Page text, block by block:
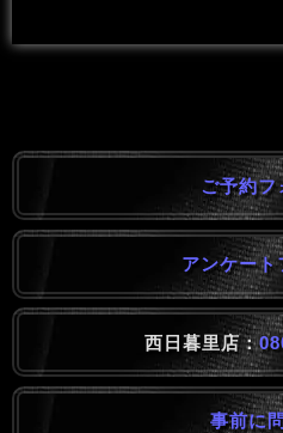
ご予約フ
アンケート
西日暮里店：
事前に